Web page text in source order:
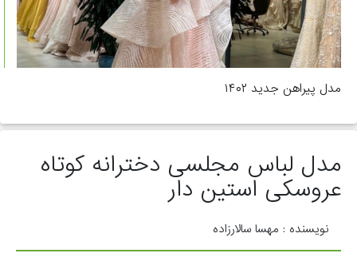
مدل پیراهن جدید ۱۴۰۲
مدل لباس مجلسی دخترانه کوتاه
عروسکی استین دار
نویسنده : مهسا سالارزاده